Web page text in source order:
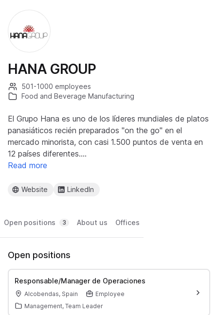
HANA GROUP
501-1000 employees
Food and Beverage Manufacturing
El Grupo Hana es uno de los líderes mundiales de platos
panasiáticos recién preparados "on the go" en el
mercado minorista, con casi 1.500 puntos de venta en
12 países diferentes.…
Read more
Website LinkedIn
Open positions 3 About us Offices
Open positions
Responsable/Manager de Operaciones
Alcobendas, Spain
Employee
Management, Team Leader